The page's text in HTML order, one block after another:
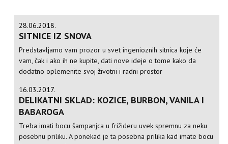
28.06.2018.
SITNICE IZ SNOVA
Predstavljamo vam prozor u svet ingenioznih sitnica koje će
vam, čak i ako ih ne kupite, dati nove ideje o tome kako da
dodatno oplemenite svoj životni i radni prostor
16.03.2017.
DELIKATNI SKLAD: KOZICE, BURBON, VANILA I
BABAROGA
Treba imati bocu šampanjca u frižideru uvek spremnu za neku
posebnu priliku. A ponekad je ta posebna prilika kad imate bocu